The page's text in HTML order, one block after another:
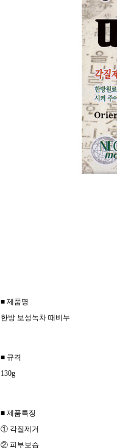
■ 제품명
한방 보성녹차 때비누
■ 규격
130g
■ 제품특징
① 각질제거
② 피부보습